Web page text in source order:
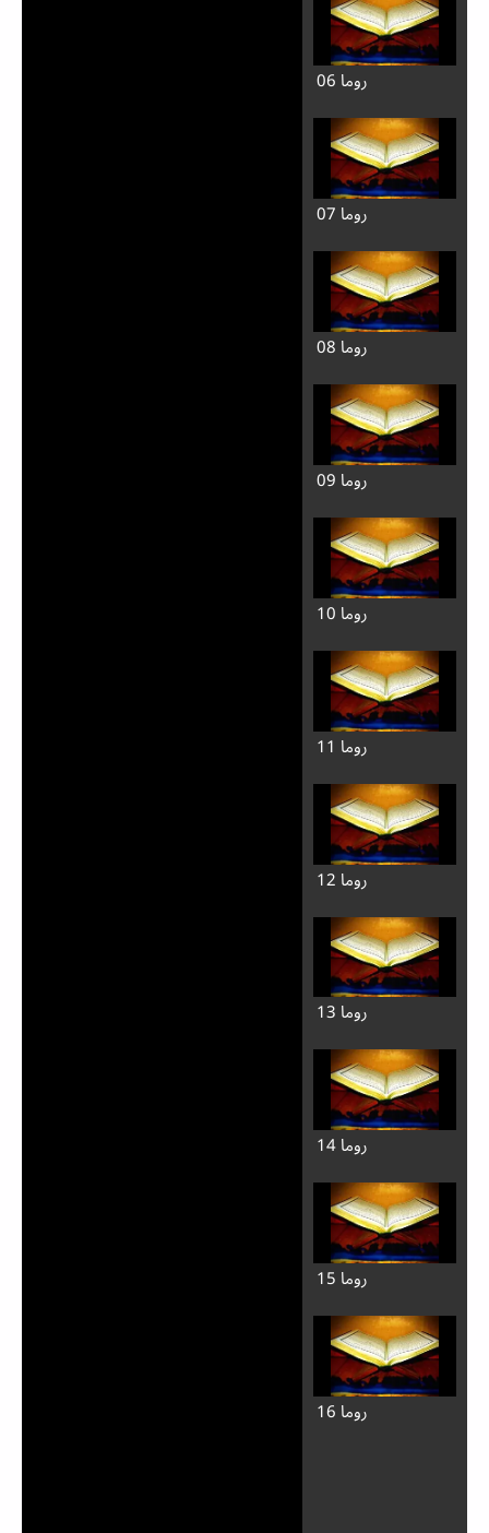
روما 06
روما 07
روما 08
روما 09
روما 10
روما 11
روما 12
روما 13
روما 14
روما 15
روما 16